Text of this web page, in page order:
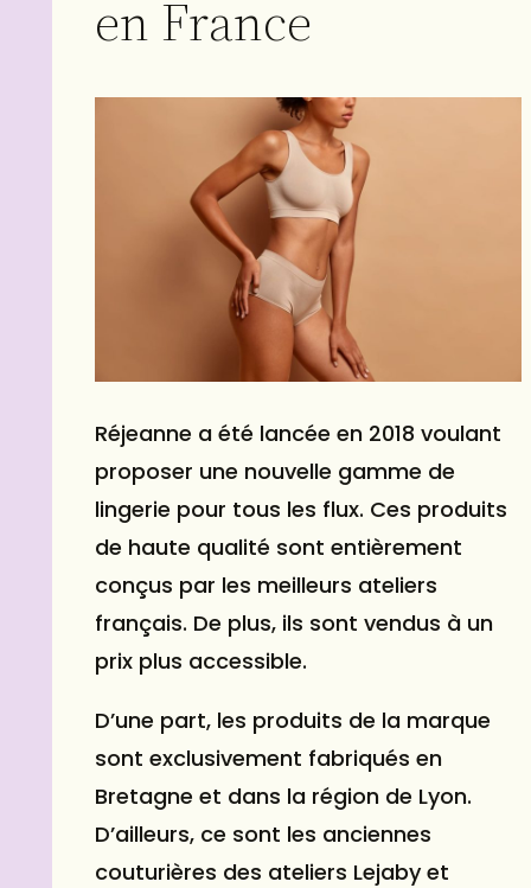
en France
Réjeanne a été lancée en 2018 voulant
proposer une nouvelle gamme de
lingerie pour tous les flux. Ces produits
de haute qualité sont entièrement
conçus par les meilleurs ateliers
français. De plus, ils sont vendus à un
prix plus accessible.
D’une part, les produits de la marque
sont exclusivement fabriqués en
Bretagne et dans la région de Lyon.
D’ailleurs, ce sont les anciennes
couturières des ateliers Lejaby et